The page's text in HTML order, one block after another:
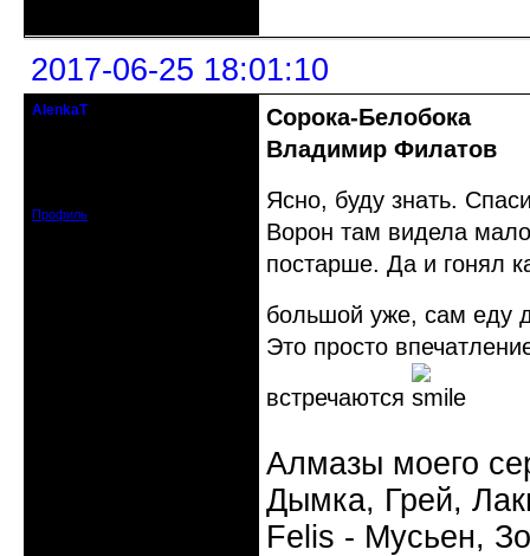
2017-06-25 18:01:10
AlenkaT
Профиль
Сорока-Белобока
Владимир Филатов
Ясно, буду знать.
Ворон там видела
постарше. Да и гонял
большой уже, сам еду
Это просто
встречаются
Алмазы моего
Дымка, Грей,
Felis - Мусьен,